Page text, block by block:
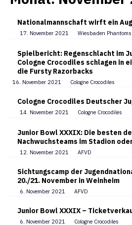
Nationalmannschaft wirft ein
17. November 2021 Wiesbaden Phantoms
Spielbericht: Regenschlacht im
Cologne Crocodiles schlagen in
die Fursty Razorbacks
16. November 2021 Cologne Crocodiles
Cologne Crocodiles Deutscher
14. November 2021 Cologne Crocodiles
Junior Bowl XXXIX: Die besten
Nachwuchsteams im Stadion
12. November 2021 AFVD
Sichtungscamp der
20./21. November in Weinheim
6. November 2021 AFVD
Junior Bowl XXXIX –
6. November 2021 Cologne Crocodiles